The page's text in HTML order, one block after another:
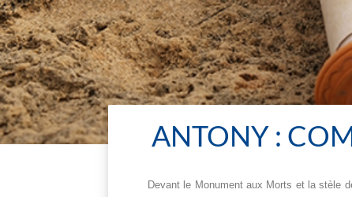
ANTONY :
Devant le Monument aux Morts et la stèle